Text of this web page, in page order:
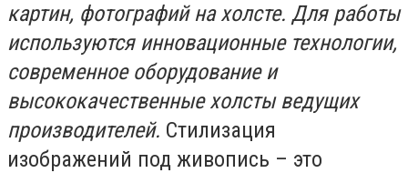
картин, фотографий на холсте. Для работы
используются инновационные технологии,
современное оборудование и
высококачественные холсты ведущих
производителей. Стилизация
изображений под живопись – это